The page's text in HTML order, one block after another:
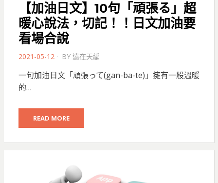
【加油日文】10句「頑張る」超
暖心說法，切記！！日文加油要
看場合說
POSTED
2021-05-12 BY 遠在天編
一句加油日文「頑張って(gan-ba-te)」擁有一股溫暖
的…
READ MORE